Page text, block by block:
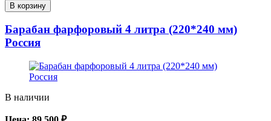
В корзину
Барабан фарфоровый 4 литра (220*240 мм)
Россия
В наличии